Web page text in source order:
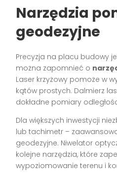
Narzędzia
geodezyjne
Precyzja na placu budowy
można zapomnieć o
Laser krzyżowy pomoże w
kątów prostych. Dalmierz
dokładne pomiary
Dla większych inwestycji
lub tachimetr –
geodezyjne. Niwelator
kolejne narzędzia, które
wypoziomowanie terenu i